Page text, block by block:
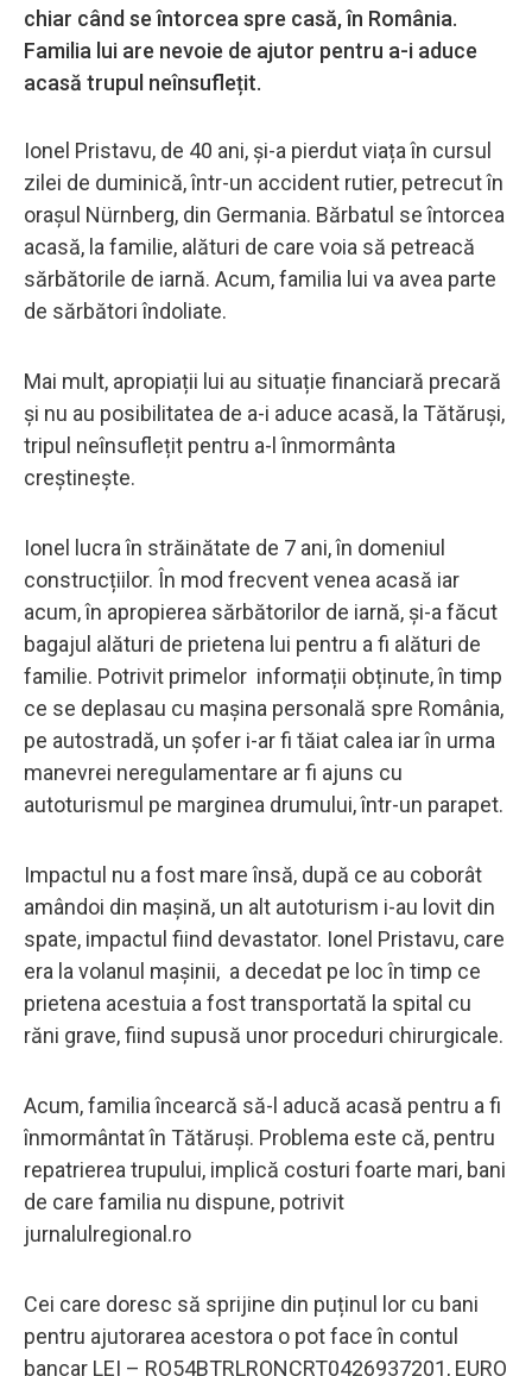
chiar când se întorcea spre casă, în România.
Familia lui are nevoie de ajutor pentru a-i aduce
acasă trupul neînsuflețit.
Ionel Pristavu, de 40 ani, și-a pierdut viața în cursul
zilei de duminică, într-un accident rutier, petrecut în
orașul Nürnberg, din Germania. Bărbatul se întorcea
acasă, la familie, alături de care voia să petreacă
sărbătorile de iarnă. Acum, familia lui va avea parte
de sărbători îndoliate.
Mai mult, apropiații lui au situație financiară precară
și nu au posibilitatea de a-i aduce acasă, la Tătăruși,
tripul neînsuflețit pentru a-l înmormânta
creștinește.
Ionel lucra în străinătate de 7 ani, în domeniul
construcțiilor. În mod frecvent venea acasă iar
acum, în apropierea sărbătorilor de iarnă, și-a făcut
bagajul alături de prietena lui pentru a fi alături de
familie. Potrivit primelor informații obținute, în timp
ce se deplasau cu mașina personală spre România,
pe autostradă, un șofer i-ar fi tăiat calea iar în urma
manevrei neregulamentare ar fi ajuns cu
autoturismul pe marginea drumului, într-un parapet.
Impactul nu a fost mare însă, după ce au coborât
amândoi din mașină, un alt autoturism i-au lovit din
spate, impactul fiind devastator. Ionel Pristavu, care
era la volanul mașinii, a decedat pe loc în timp ce
prietena acestuia a fost transportată la spital cu
răni grave, fiind supusă unor proceduri chirurgicale.
Acum, familia încearcă să-l aducă acasă pentru a fi
înmormântat în Tătăruși. Problema este că, pentru
repatrierea trupului, implică costuri foarte mari, bani
de care familia nu dispune, potrivit
jurnalulregional.ro
Cei care doresc să sprijine din puținul lor cu bani
pentru ajutorarea acestora o pot face în contul
bancar LEI – RO54BTRLRONCRT0426937201, EURO